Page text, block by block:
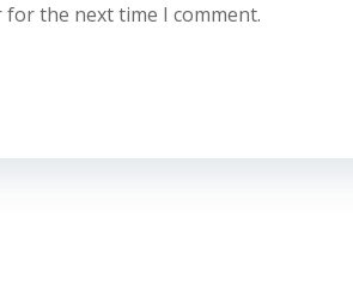
for the next time I comment.